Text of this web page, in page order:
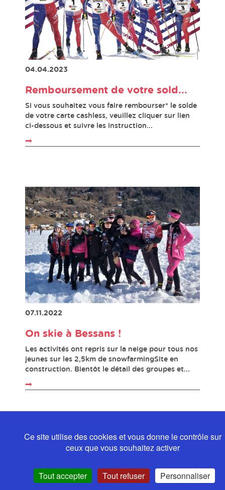
04.04.2023
Remboursement de votre sold...
Si vous souhaitez vous faire rembourser* le solde
de votre carte cashless, veuillez cliquer sur lien
ci-dessous et suivre les instruction...
07.11.2022
On skie à Bessans !
Les activités ont repris sur la neige pour tous nos
jeunes sur les 2,5km de snowfarmingSite en
construction. Bientôt le détail des groupes et...
Ce site utilise des cookies et vous donne le contrôle sur
ceux que vous souhaitez activer
Tout accepter Tout refuser Personnaliser